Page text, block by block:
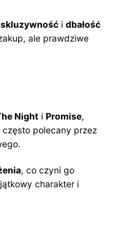
i dbałość
ale prawdziwe
Night i Promise,
polecany przez
, co czyni go
charakter i